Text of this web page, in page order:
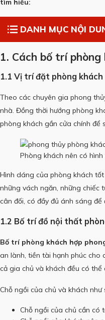
tìm hiểu:
DANH MỤC NỘI
1. Cách bố trí
1.1 Vị trí đặt phòng khách
Theo các chuyên gia phong
nhà. Đồng thời hướng phòng
phòng khách gần cửa chính để
Phòng khách nên có
Hình dáng của phòng khách
những vách ngăn, những chiếc
cân đối, có đầy đủ ánh sáng
1.2 Bố trí đồ nội thất
Bố trí phòng khách hợp
an lành, tiền tài hạnh phúc cho
cả gia chủ và khách đều có
Chỗ ngồi của chủ và khách như
Chỗ ngồi của chủ cần có